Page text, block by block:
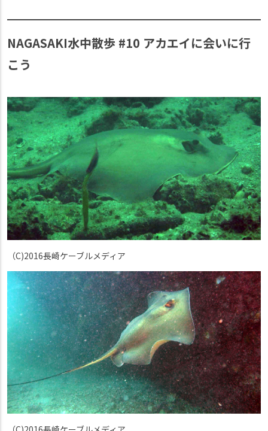
NAGASAKI水中散歩 #10 アカエイに会いに行
こう
（C)2016長崎ケーブルメディア